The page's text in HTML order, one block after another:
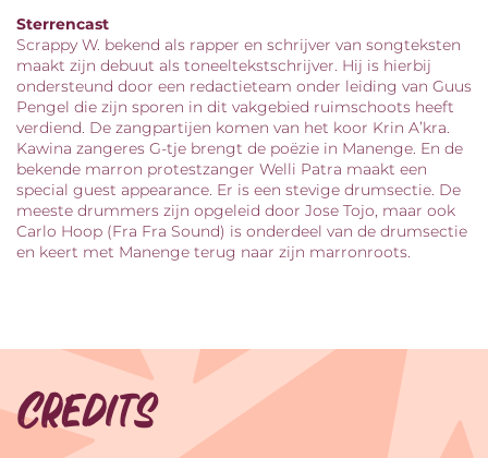
Sterrencast
Scrappy W. bekend als rapper en schrijver van songteksten
maakt zijn debuut als toneeltekstschrijver. Hij is hierbij
ondersteund door een redactieteam onder leiding van Guus
Pengel die zijn sporen in dit vakgebied ruimschoots heeft
verdiend. De zangpartijen komen van het koor Krin A’kra.
Kawina zangeres G-tje brengt de poëzie in Manenge. En de
bekende marron protestzanger Welli Patra maakt een
special guest appearance. Er is een stevige drumsectie. De
meeste drummers zijn opgeleid door Jose Tojo, maar ook
Carlo Hoop (Fra Fra Sound) is onderdeel van de drumsectie
en keert met Manenge terug naar zijn marronroots.
Credits